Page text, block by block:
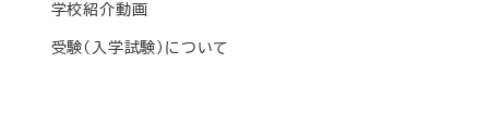
学校紹介動画
受験(入学試験)について